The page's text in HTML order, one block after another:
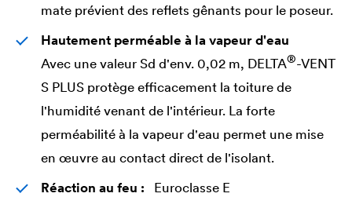
mate prévient des reflets gênants pour le poseur.
Hautement perméable à la vapeur d'eau
Avec une valeur Sd d'env. 0,02 m, DELTA®-VENT
S PLUS protège efficacement la toiture de
l'humidité venant de l'intérieur. La forte
perméabilité à la vapeur d'eau permet une mise
en œuvre au contact direct de l'isolant.
Réaction au feu : Euroclasse E